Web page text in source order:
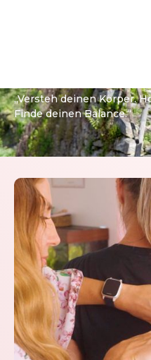
„Versteh deinen Körper.
Finde deinen Balance.“